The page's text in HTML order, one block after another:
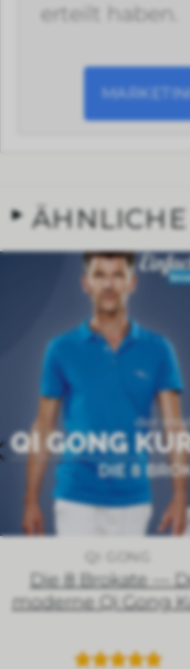
erteilt haben.
Die 8 Brokate —
moderne Qi Gong